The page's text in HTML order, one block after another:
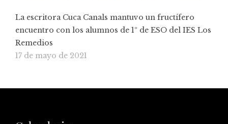
La escritora Cuca Canals mantuvo un fructífero
encuentro con los alumnos de 1º de ESO del IES Los
Remedios
17 de mayo de 2021